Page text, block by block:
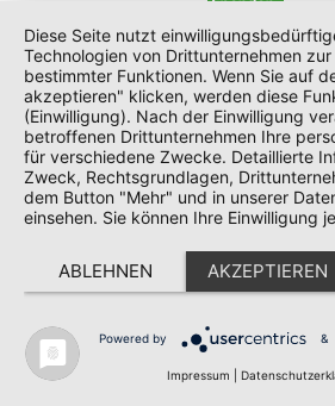
Spenden für das Volontariat erfolgen
Bosco Mission Bonn, welche das DZI-
hat: Ein besonderes Zeichen des
Wenn Sie den Freiwilligendienst eines
unterstützen möchten, tragen Sie bitte im
den Namen des entsprechenden
Spendenquittung benötigen, geben Sie
Adressdaten an.
BIC:COLSDE33XXX
Bank: Sparkasse KölnBonn
Diese Seite nutzt
Technologien von Drittunternehmen
bestimmter Funktionen. Wenn Sie auf
akzeptieren" klicken, werden diese
(Einwilligung). Nach der Einwilligung
betroffenen Drittunternehmen Ihre
für verschiedene Zwecke. Detaillierte
Zweck, Rechtsgrundlagen,
dem Button "Mehr" und in unserer
einsehen. Sie können Ihre Einwilligung
ABLEHNEN AKZEPTIEREN
Powered by &
Impressum